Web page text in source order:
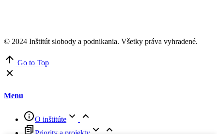
© 2024 Inštitút slobody a podnikania. Všetky práva vyhradené.
Go to Top
Menu
O inštitúte